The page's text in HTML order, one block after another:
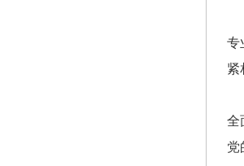
专
紧
全
党